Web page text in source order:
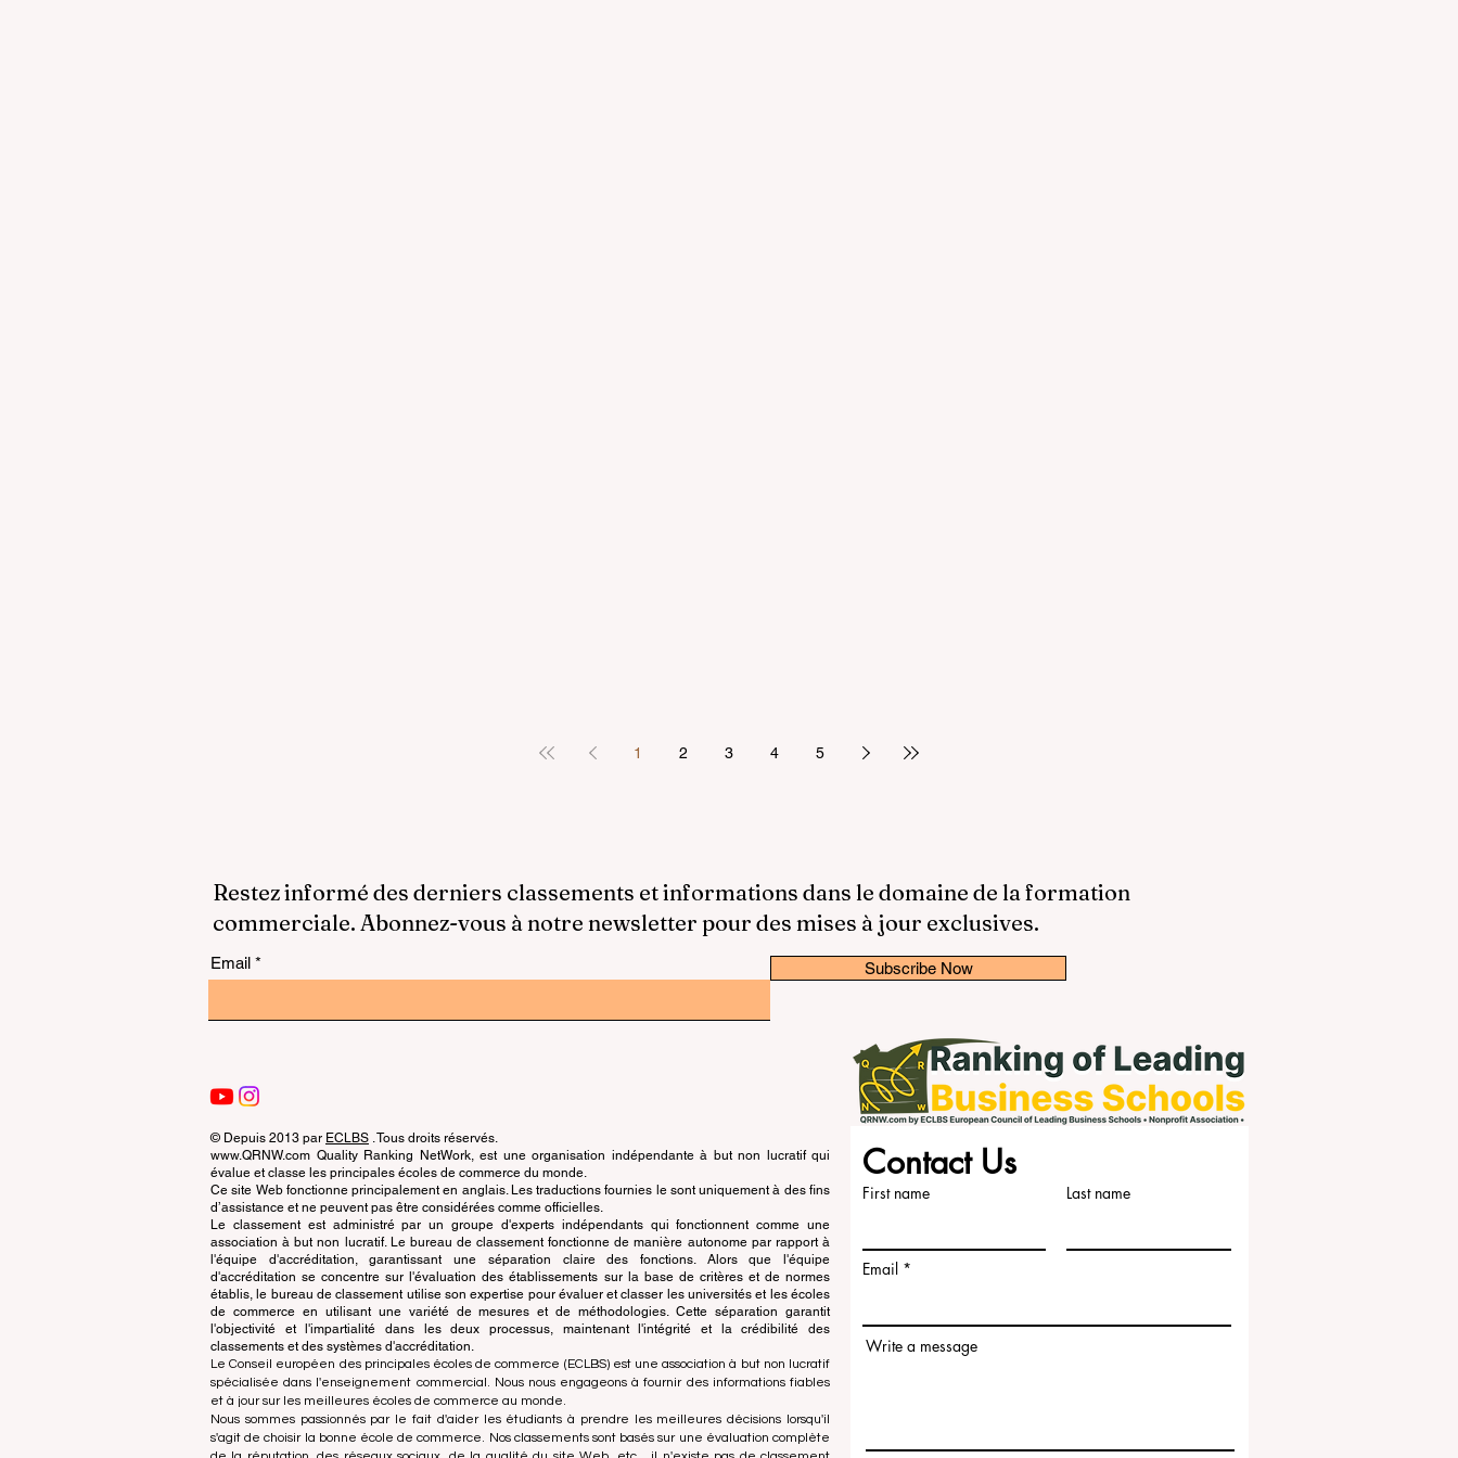
1 2 3 4 5
Restez informé des derniers classements et informations dans le domaine de la formation
commerciale. Abonnez-vous à notre newsletter pour des mises à jour exclusives.
Email Subscribe Now
© Depuis 2013 par ECLBS . Tous droits réservés.
www.QRNW.com Quality Ranking NetWork, est une organisation indépendante à but non lucratif qui
évalue et classe les principales écoles de commerce du monde.
Ce site Web fonctionne principalement en anglais. Les traductions fournies le sont uniquement à des fins
d’assistance et ne peuvent pas être considérées comme officielles.
Le classement est administré par un groupe d'experts indépendants qui fonctionnent comme une
association à but non lucratif. Le bureau de classement fonctionne de manière autonome par rapport à
l'équipe d'accréditation, garantissant une séparation claire des fonctions. Alors que l'équipe
d'accréditation se concentre sur l'évaluation des établissements sur la base de critères et de normes
établis, le bureau de classement utilise son expertise pour évaluer et classer les universités et les écoles
de commerce en utilisant une variété de mesures et de méthodologies. Cette séparation garantit
l'objectivité et l'impartialité dans les deux processus, maintenant l'intégrité et la crédibilité des
classements et des systèmes d'accréditation.
Le Conseil européen des principales écoles de commerce (ECLBS) est une association à but non lucratif
spécialisée dans l'enseignement commercial. Nous nous engageons à fournir des informations fiables
et à jour sur les meilleures écoles de commerce au monde.
Nous sommes passionnés par le fait d'aider les étudiants à prendre les meilleures décisions lorsqu'il
s'agit de choisir la bonne école de commerce. Nos classements sont basés sur une évaluation complète
Contact Us
First name Last name
Email
Write a message